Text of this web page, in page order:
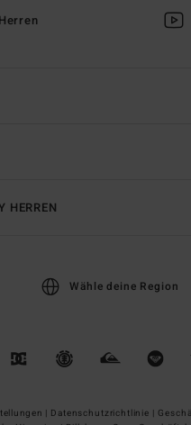
HERREN
Wähle deine Region
| Datenschutzrichtlinie |